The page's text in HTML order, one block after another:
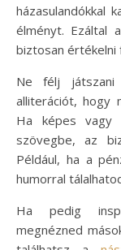
házasulandókkal
élményt. Ezáltal
biztosan
Ne félj játszani
alliterációt, hogy
Ha képes vagy
szövegbe, az
Például, ha a
humorral
Ha pedig
megnézned